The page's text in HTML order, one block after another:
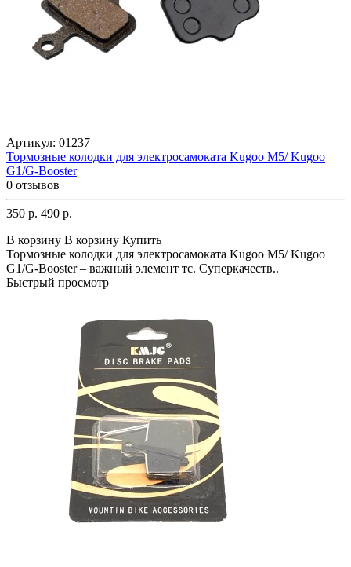
Артикул: 01237
Тормозные колодки для электросамоката Kugoo M5/ Kugoo
G1/G-Booster
0 отзывов
350 р. 490 р.
В корзину В корзину Купить
Тормозные колодки для электросамоката Kugoo M5/ Kugoo
G1/G-Booster – важный элемент тс. Суперкачеств..
Быстрый просмотр